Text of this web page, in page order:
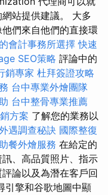
站提供建議。 大多
們來自他們的直接環
會計事務所選擇 快速
SEO策略 評論中的
銷專家 杜拜簽證攻略
台中專業外燴團隊
台中整骨專業推薦
方案 了解您的業務以
遇調查秘訣 國際整復
餐外燴服務 在給定的
、高品質照片、指示
論以及為潛在客戶回
引擎和谷歌地圖中顯